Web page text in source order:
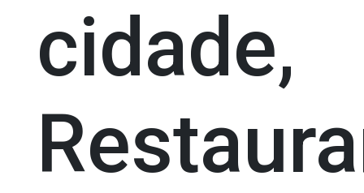
cidade,